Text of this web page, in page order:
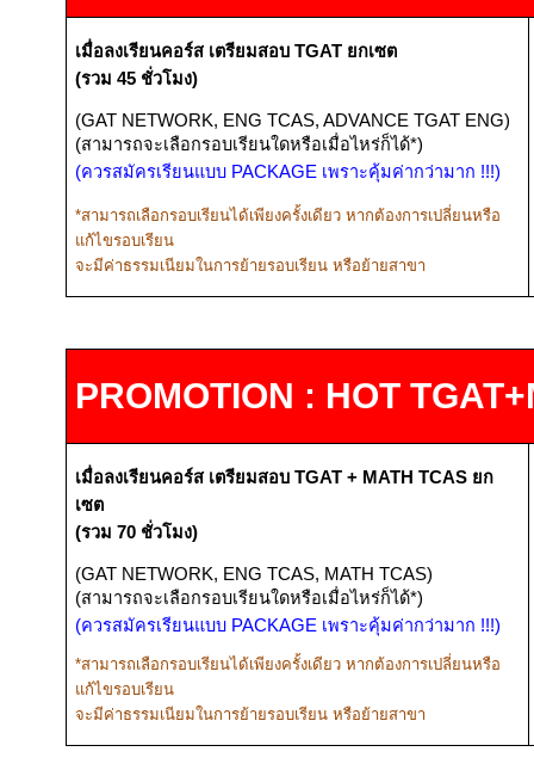
เมื่อลงเรียนคอร์ส เตรียมสอบ TGAT ยกเซต
(รวม45 ชั่วโมง)
(GAT NETWORK, ENG TCAS, ADVANCE TGAT ENG)
(สามารถจะเลือกรอบเรียนใดหรือเมื่อไหร่ก็ได้*)
(ควรสมัครเรียนแบบ PACKAGE เพราะคุ้มค่ากว่ามาก !!!)
*สามารถเลือกรอบเรียนได้เพียงครั้งเดียว หากต้องการเปลี่ยนหรือ
แก้ไขรอบเรียน
จะมีค่าธรรมเนียมในการย้ายรอบเรียน หรือย้ายสาขา
PROMOTION : HOT
เมื่อลงเรียนคอร์ส เตรียมสอบ TGAT + MATH TCAS ยก
เซต
(รวม70 ชั่วโมง)
(GAT NETWORK, ENG TCAS, MATH TCAS)
(สามารถจะเลือกรอบเรียนใดหรือเมื่อไหร่ก็ได้*)
(ควรสมัครเรียนแบบ PACKAGE เพราะคุ้มค่ากว่ามาก !!!)
*สามารถเลือกรอบเรียนได้เพียงครั้งเดียว หากต้องการเปลี่ยนหรือ
แก้ไขรอบเรียน
จะมีค่าธรรมเนียมในการย้ายรอบเรียน หรือย้ายสาขา